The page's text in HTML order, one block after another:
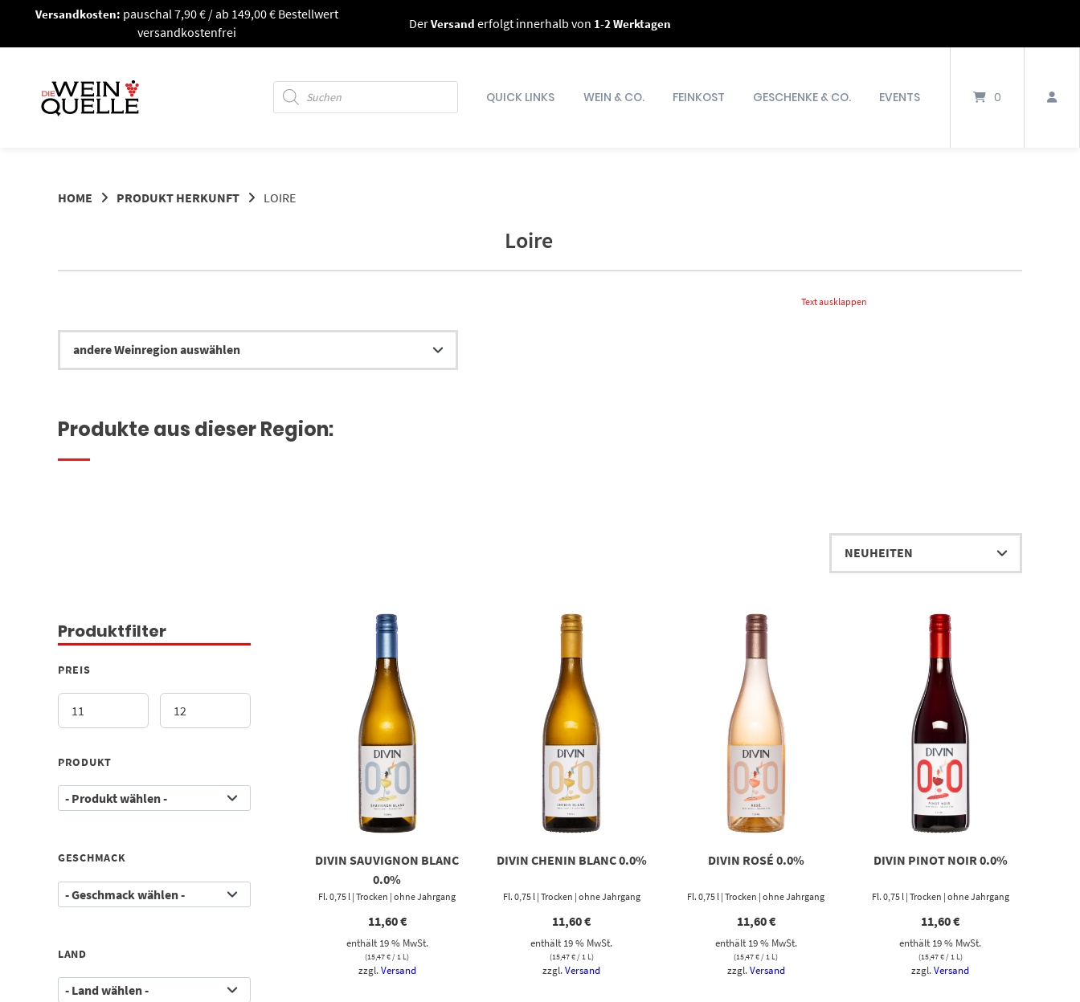
Springe
Inhalt
Versandkosten: pauschal 7,90 € / ab 149,00 € Bestellwert
versandkostenfrei
DerVersand erfolgt innerhalb von 1-2 Werktagen
Products
search
QUICK LINKS WEIN & CO. FEINKOST GESCHENKE & CO. EVENTS 0
HOME PRODUKT HERKUNFT LOIRE
Loire
Text ausklappen
Produkte aus dieser Region:
DIVIN SAUVIGNON BLANC
0.0%
Fl. 0,75 l | Trocken | ohne Jahrgang
11,60€
enthält 19 % MwSt.
(15,47€/ 1 L)
zzgl.Versand
DIVIN CHENIN BLANC 0.0%
Fl. 0,75 l | Trocken | ohne Jahrgang
11,60€
enthält 19 % MwSt.
(15,47€/ 1 L)
zzgl.Versand
DIVIN ROSÉ 0.0%
Fl. 0,75 l | Trocken | ohne Jahrgang
11,60€
enthält 19 % MwSt.
(15,47€/ 1 L)
zzgl.Versand
DIVIN PINOT NOIR 0.0%
Fl. 0,75 l | Trocken | ohne Jahrgang
11,60€
enthält 19 % MwSt.
(15,47€/ 1 L)
zzgl.Versand
Produktfilter
PREIS
PRODUKT
GESCHMACK
LAND